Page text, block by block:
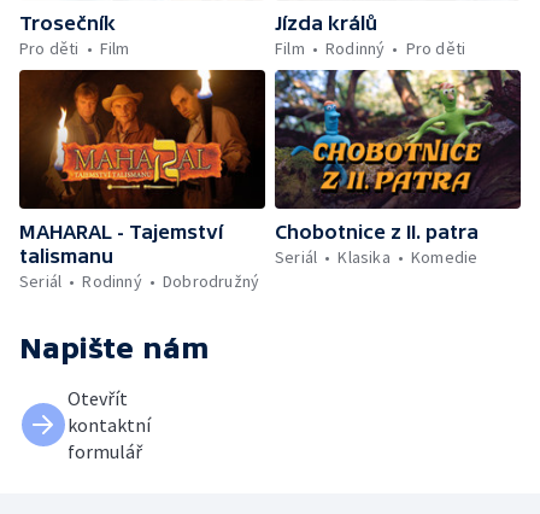
Trosečník
Pro děti
Film
Jízda králů
Film
Rodinný Pro děti
MAHARAL - Tajemství
talismanu
Seriál
Rodinný Dobrodružný
Chobotnice z II. patra
Seriál
Klasika Komedie
Napište nám
Otevřít
kontaktní
formulář